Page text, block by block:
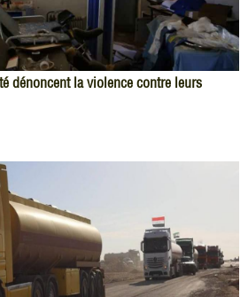
dénoncent la violence contre leurs